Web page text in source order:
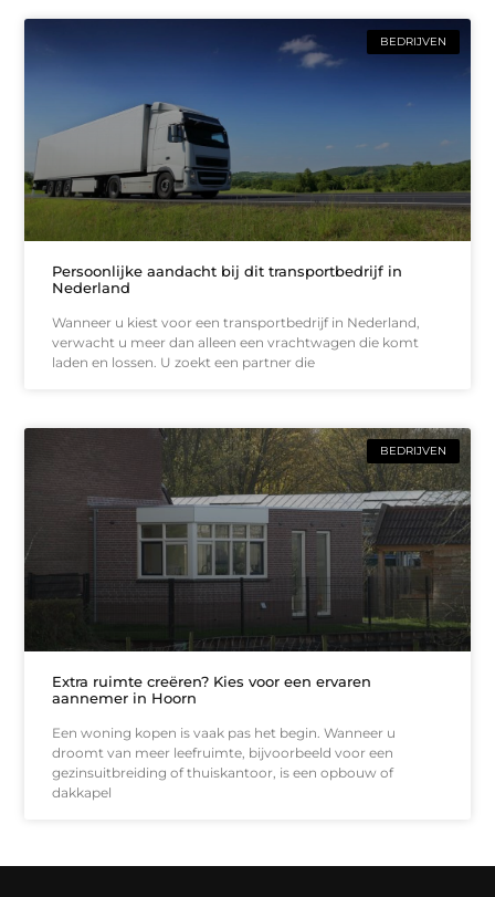
BEDRIJVEN
Persoonlijke aandacht bij dit transportbedrijf in
Nederland
Wanneer u kiest voor een transportbedrijf in Nederland,
verwacht u meer dan alleen een vrachtwagen die komt
laden en lossen. U zoekt een partner die
BEDRIJVEN
Extra ruimte creëren? Kies voor een ervaren
aannemer in Hoorn
Een woning kopen is vaak pas het begin. Wanneer u
droomt van meer leefruimte, bijvoorbeeld voor een
gezinsuitbreiding of thuiskantoor, is een opbouw of
dakkapel